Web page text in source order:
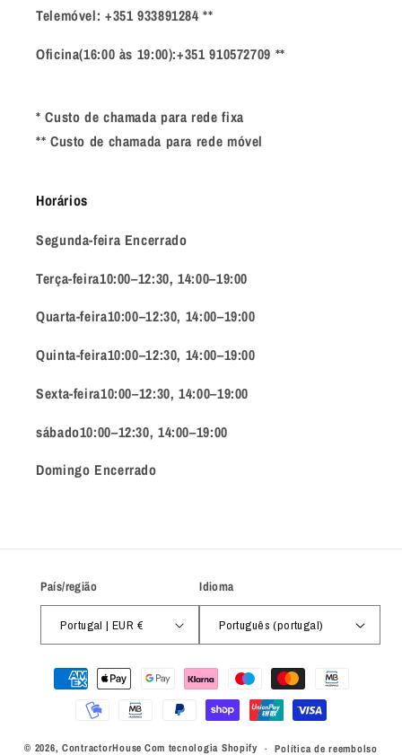
Telemóvel: +351 933891284 **
Oficina(16:00 às 19:00):+351 910572709 **
* Custo de chamada para rede fixa
** Custo de chamada para rede móvel
Horários
Segunda-feira Encerrado
Terça-feira10:00–12:30, 14:00–19:00
Quarta-feira10:00–12:30, 14:00–19:00
Quinta-feira10:00–12:30, 14:00–19:00
Sexta-feira10:00–12:30, 14:00–19:00
sábado10:00–12:30, 14:00–19:00
Domingo Encerrado
País/região
Portugal | EUR €
Idioma
Português (portugal)
Métodos
pagamento
© 2026, ContractorHouse Com tecnologia Shopify Política de reembolso